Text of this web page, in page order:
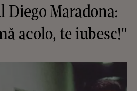
Diego Maradona:
acolo, te iubesc!"